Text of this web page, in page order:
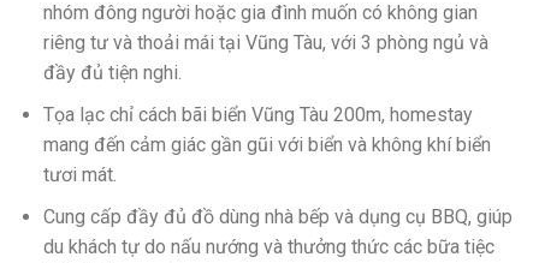
nhóm đông người hoặc gia đình muốn có không gian
riêng tư và thoải mái tại Vũng Tàu, với 3 phòng ngủ và
đầy đủ tiện nghi.
Tọa lạc chỉ cách bãi biển Vũng Tàu 200m, homestay
mang đến cảm giác gần gũi với biển và không khí biển
tươi mát.
Cung cấp đầy đủ đồ dùng nhà bếp và dụng cụ BBQ, giúp
du khách tự do nấu nướng và thưởng thức các bữa tiệc